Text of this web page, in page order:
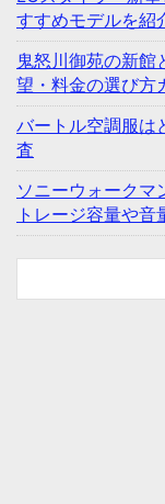
すすめモデルを紹
鬼怒川御苑の新館
望・料金の選び方
バートル空調服は
査
ソニーウォーク
トレージ容量や音